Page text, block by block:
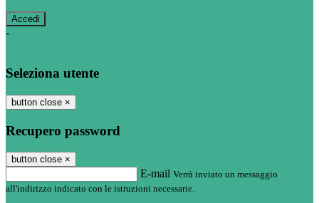
-
Seleziona utente
button close ×
Recupero password
button close ×
E-mail Verrà inviato un messaggio
all'indirizzo indicato con le istruzioni necessarie.